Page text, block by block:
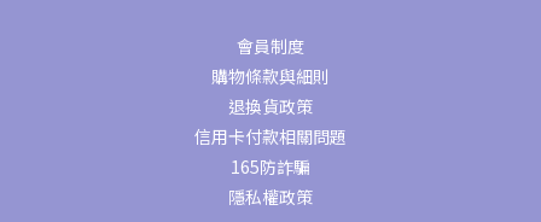
會員制度
購物條款與細則
退換貨政策
信用卡付款相關問題
165防詐騙
隱私權政策